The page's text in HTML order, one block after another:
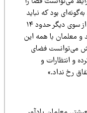
بود که نباید
انتظار داشت که معلمان نیز معترض نباشند. از سوی دیگر حدود ۱۴
با همه این
فضای
و
نداد.»